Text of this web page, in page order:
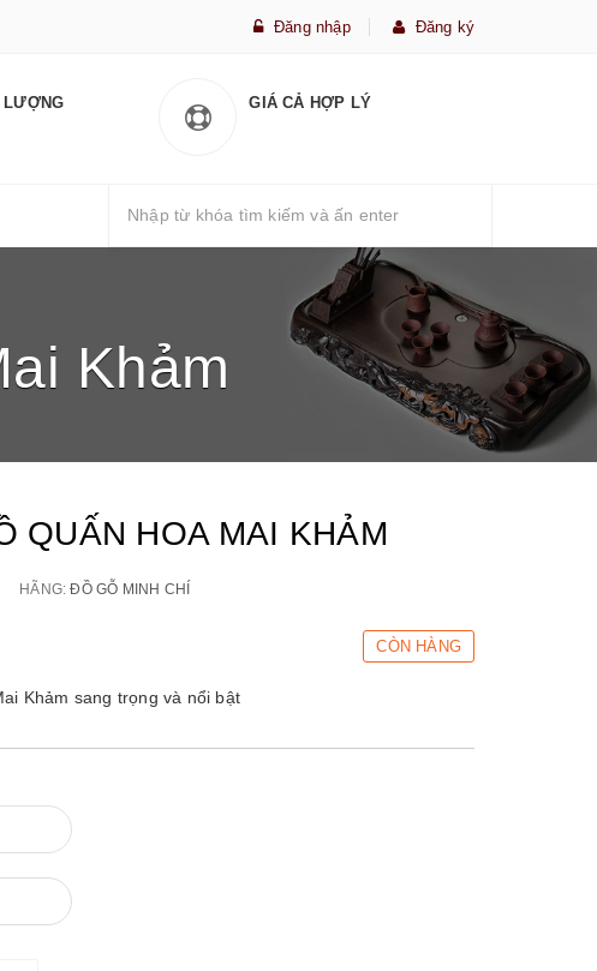
Đăng nhập Đăng ký
LƯỢNG GIÁ CẢ HỢP LÝ
Khảm
QUẤN HOA MAI KHẢM
HÃNG:ĐỒ GỖ MINH CHÍ
CÒN HÀNG
Khảm sang trọng và nổi bật